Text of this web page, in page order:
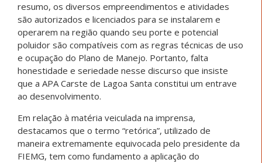
resumo, os diversos empreendimentos e atividades
são autorizados e licenciados para se instalarem e
operarem na região quando seu porte e potencial
poluidor são compatíveis com as regras técnicas de uso
e ocupação do Plano de Manejo. Portanto, falta
honestidade e seriedade nesse discurso que insiste
que a APA Carste de Lagoa Santa constitui um entrave
ao desenvolvimento.
Em relação à matéria veiculada na imprensa,
destacamos que o termo “retórica”, utilizado de
maneira extremamente equivocada pelo presidente da
FIEMG, tem como fundamento a aplicação do